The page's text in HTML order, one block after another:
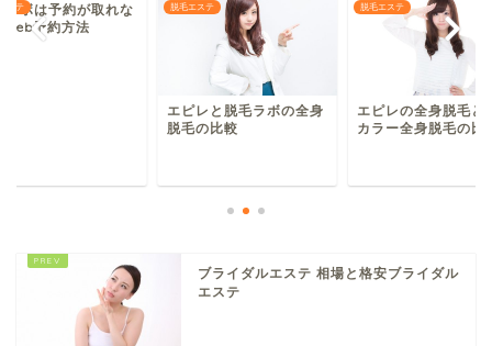
ステ 脱毛エステ
エピレの全身脱毛と銀座
カラー全身脱毛の比較
脱毛エステ
脱毛ラボは予約が取
い？web予約方法
ブライダルエステ 相場と格安ブライダル
エステ